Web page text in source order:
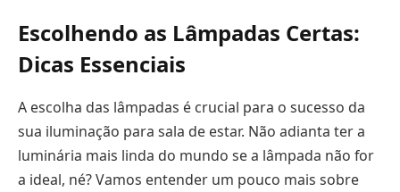
Escolhendo as Lâmpadas Certas:
Dicas Essenciais
A escolha das lâmpadas é crucial para o sucesso da
sua iluminação para sala de estar. Não adianta ter a
luminária mais linda do mundo se a lâmpada não for
a ideal, né? Vamos entender um pouco mais sobre